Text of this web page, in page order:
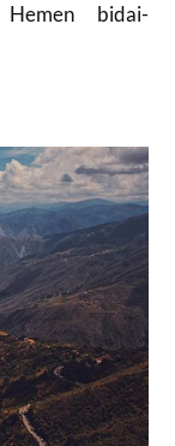
bidai-